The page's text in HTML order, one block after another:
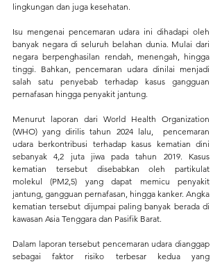
lingkungan dan juga kesehatan.
Isu mengenai pencemaran udara ini dihadapi oleh
banyak negara di seluruh belahan dunia. Mulai dari
negara berpenghasilan rendah, menengah, hingga
tinggi. Bahkan, pencemaran udara dinilai menjadi
salah satu penyebab terhadap kasus gangguan
pernafasan hingga penyakit jantung.
Menurut laporan dari World Health Organization
(WHO) yang dirilis tahun 2024 lalu,  pencemaran
udara berkontribusi terhadap kasus kematian dini
sebanyak 4,2 juta jiwa pada tahun 2019. Kasus
kematian tersebut disebabkan oleh partikulat
molekul (PM2,5) yang dapat memicu penyakit
jantung, gangguan pernafasan, hingga kanker. Angka
kematian tersebut dijumpai paling banyak berada di
kawasan Asia Tenggara dan Pasifik Barat.
Dalam laporan tersebut pencemaran udara dianggap
sebagai faktor risiko terbesar kedua yang